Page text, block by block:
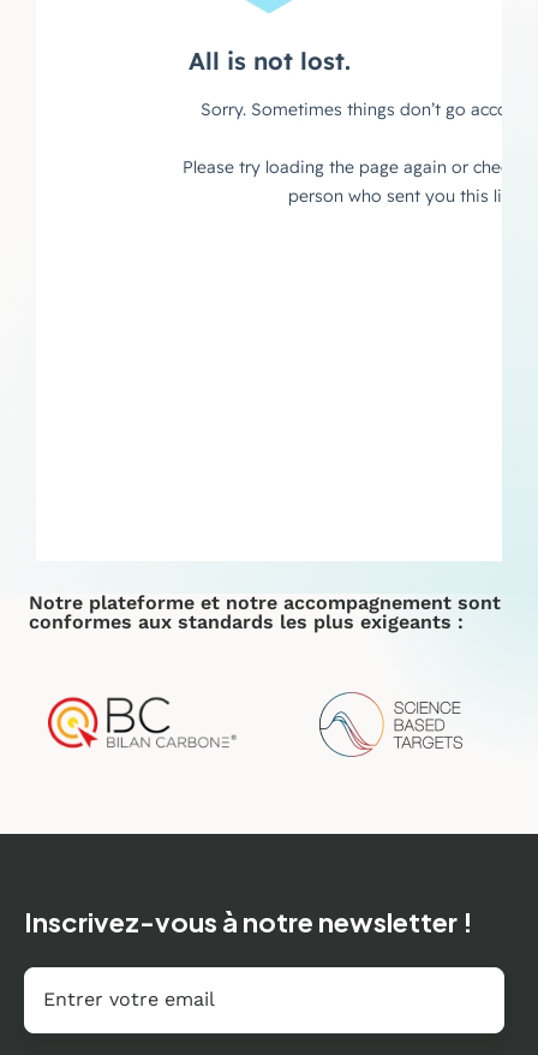
Notre plateforme et notre accompagnement sont
conformes aux standards les plus exigeants :
Inscrivez-vous à notre newsletter !
Email